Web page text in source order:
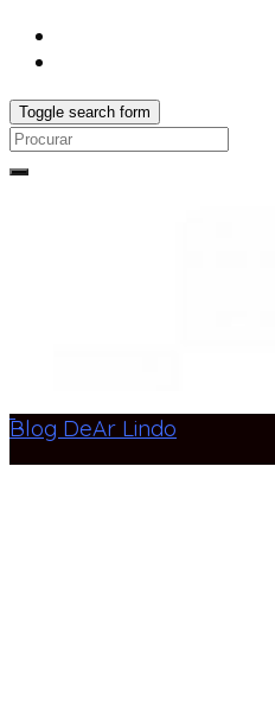
Toggle search form
Search
Blog DeAr Lindo